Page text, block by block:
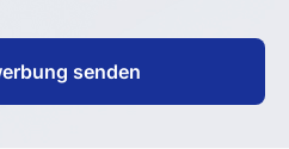
senden